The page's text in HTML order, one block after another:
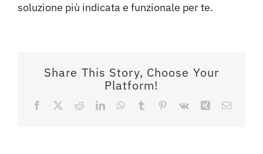
CV
soluzione più indicata e funzionale per te.
Share This Story, Choose Your
Platform!
Facebook RedditLinkedInWhatsApp
Tumblr Pinterest
Vk Xing Email